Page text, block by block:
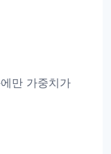
만 가중치가